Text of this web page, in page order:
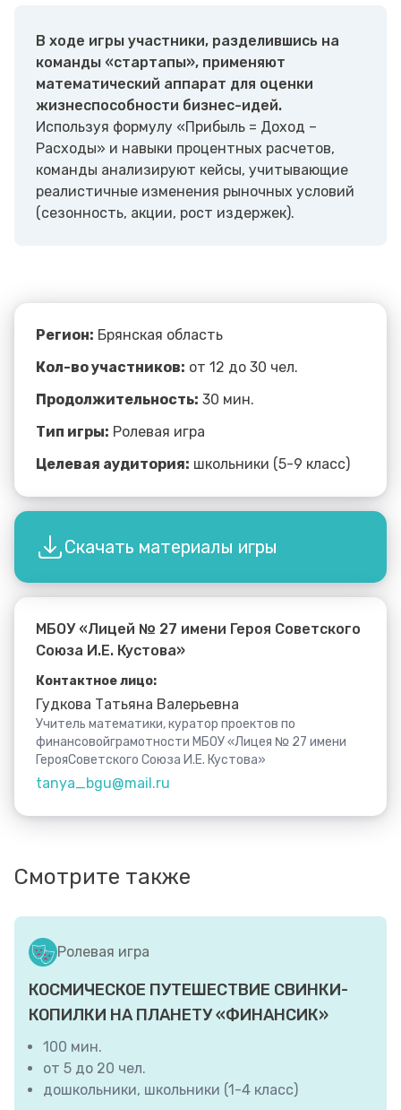
В ходе игры участники, разделившись на
команды «стартапы», применяют
математический аппарат для оценки
жизнеспособности бизнес-идей.
Используя формулу «Прибыль = Доход –
Расходы» и навыки процентных расчетов,
команды анализируют кейсы, учитывающие
реалистичные изменения рыночных условий
(сезонность, акции, рост издержек).
Регион: Брянская область
Кол-во участников: от 12 до 30 чел.
Продолжительность: 30 мин.
Тип игры: Ролевая игра
Целевая аудитория: школьники (5-9 класс)
Скачать материалы игры
МБОУ «Лицей № 27 имени Героя Советского
Союза И.Е. Кустова»
Контактное лицо:
Гудкова Татьяна Валерьевна
Учитель математики, куратор проектов по
финансовойграмотности МБОУ «Лицея № 27 имени
ГерояСоветского Союза И.Е. Кустова»
tanya_bgu@mail.ru
Смотрите также
Ролевая игра
КОСМИЧЕСКОЕ ПУТЕШЕСТВИЕ СВИНКИ-
КОПИЛКИ НА ПЛАНЕТУ «ФИНАНСИК»
100 мин.
от 5 до 20 чел.
дошкольники, школьники (1-4 класс)